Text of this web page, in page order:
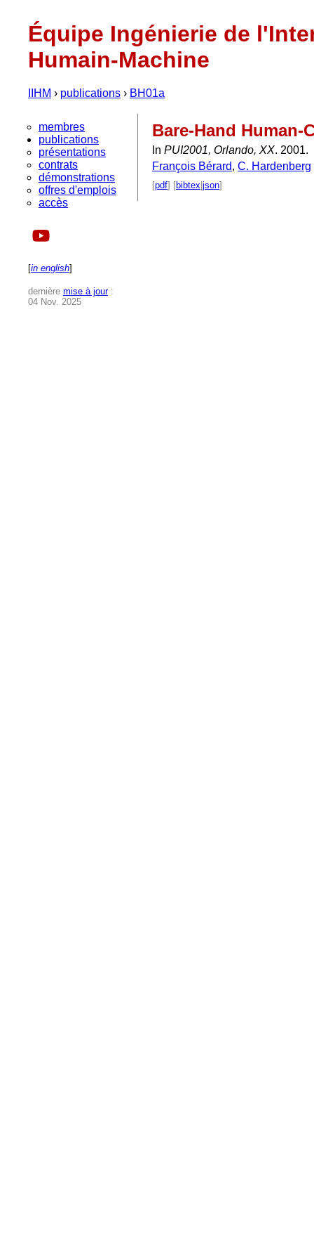
Équipe Ingénierie de
Humain-Machine
IIHM › publications › BH01a
membres
publications
présentations
contrats
démonstrations
offres d'emplois
accès
[in english]
dernière mise à jour:
04 Nov. 2025
Bare-Hand
In PUI2001, Orlando, XX. 2001.
François Bérard, C. Hardenberg
[pdf] [bibtex json]